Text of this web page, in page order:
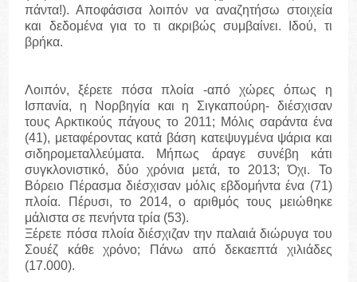
πάντα!). Αποφάσισα λοιπόν να αναζητήσω στοιχεία
και δεδομένα για το τι ακριβώς συμβαίνει. Ιδού, τι
βρήκα.
Λοιπόν, ξέρετε πόσα πλοία -από χώρες όπως η
Ισπανία, η Νορβηγία και η Σιγκαπούρη- διέσχισαν
τους Αρκτικούς πάγους το 2011; Μόλις σαράντα ένα
(41), μεταφέροντας κατά βάση κατεψυγμένα ψάρια και
σιδηρομεταλλεύματα. Μήπως άραγε συνέβη κάτι
συγκλονιστικό, δύο χρόνια μετά, το 2013; Όχι. Το
Βόρειο Πέρασμα διέσχισαν μόλις εβδομήντα ένα (71)
πλοία. Πέρυσι, το 2014, ο αριθμός τους μειώθηκε
μάλιστα σε πενήντα τρία (53).
Ξέρετε πόσα πλοία διέσχιζαν την παλαιά διώρυγα του
Σουέζ κάθε χρόνο; Πάνω από δεκαεπτά χιλιάδες
(17.000).